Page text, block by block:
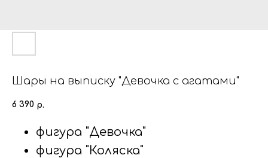
Шары на выписку "Девочка с агатами"
6 390 р.
фигура "Девочка"
фигура "Коляска"